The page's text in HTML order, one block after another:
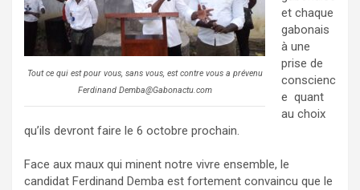
Tout ce qui est pour vous, sans vous, est contre vous a prévenu
Ferdinand Demba@Gabonactu.com
et chaque
gabonais
à une
prise de
conscienc
e quant
au choix
qu’ils devront faire le 6 octobre prochain.
Face aux maux qui minent notre vivre ensemble, le
candidat Ferdinand Demba est fortement convaincu que le